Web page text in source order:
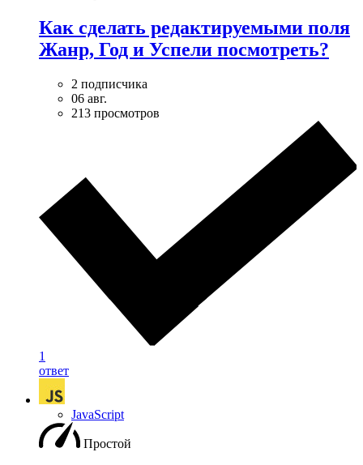
Как сделать редактируемыми поля
Жанр, Год и Успели посмотреть?
2 подписчика
06 авг.
213 просмотров
1
ответ
JavaScript
Простой